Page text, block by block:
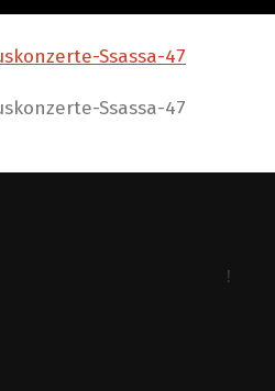
Ssassa-47
Ssassa-47